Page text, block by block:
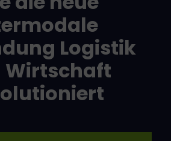
die neue
Logistik
Wirtschaft